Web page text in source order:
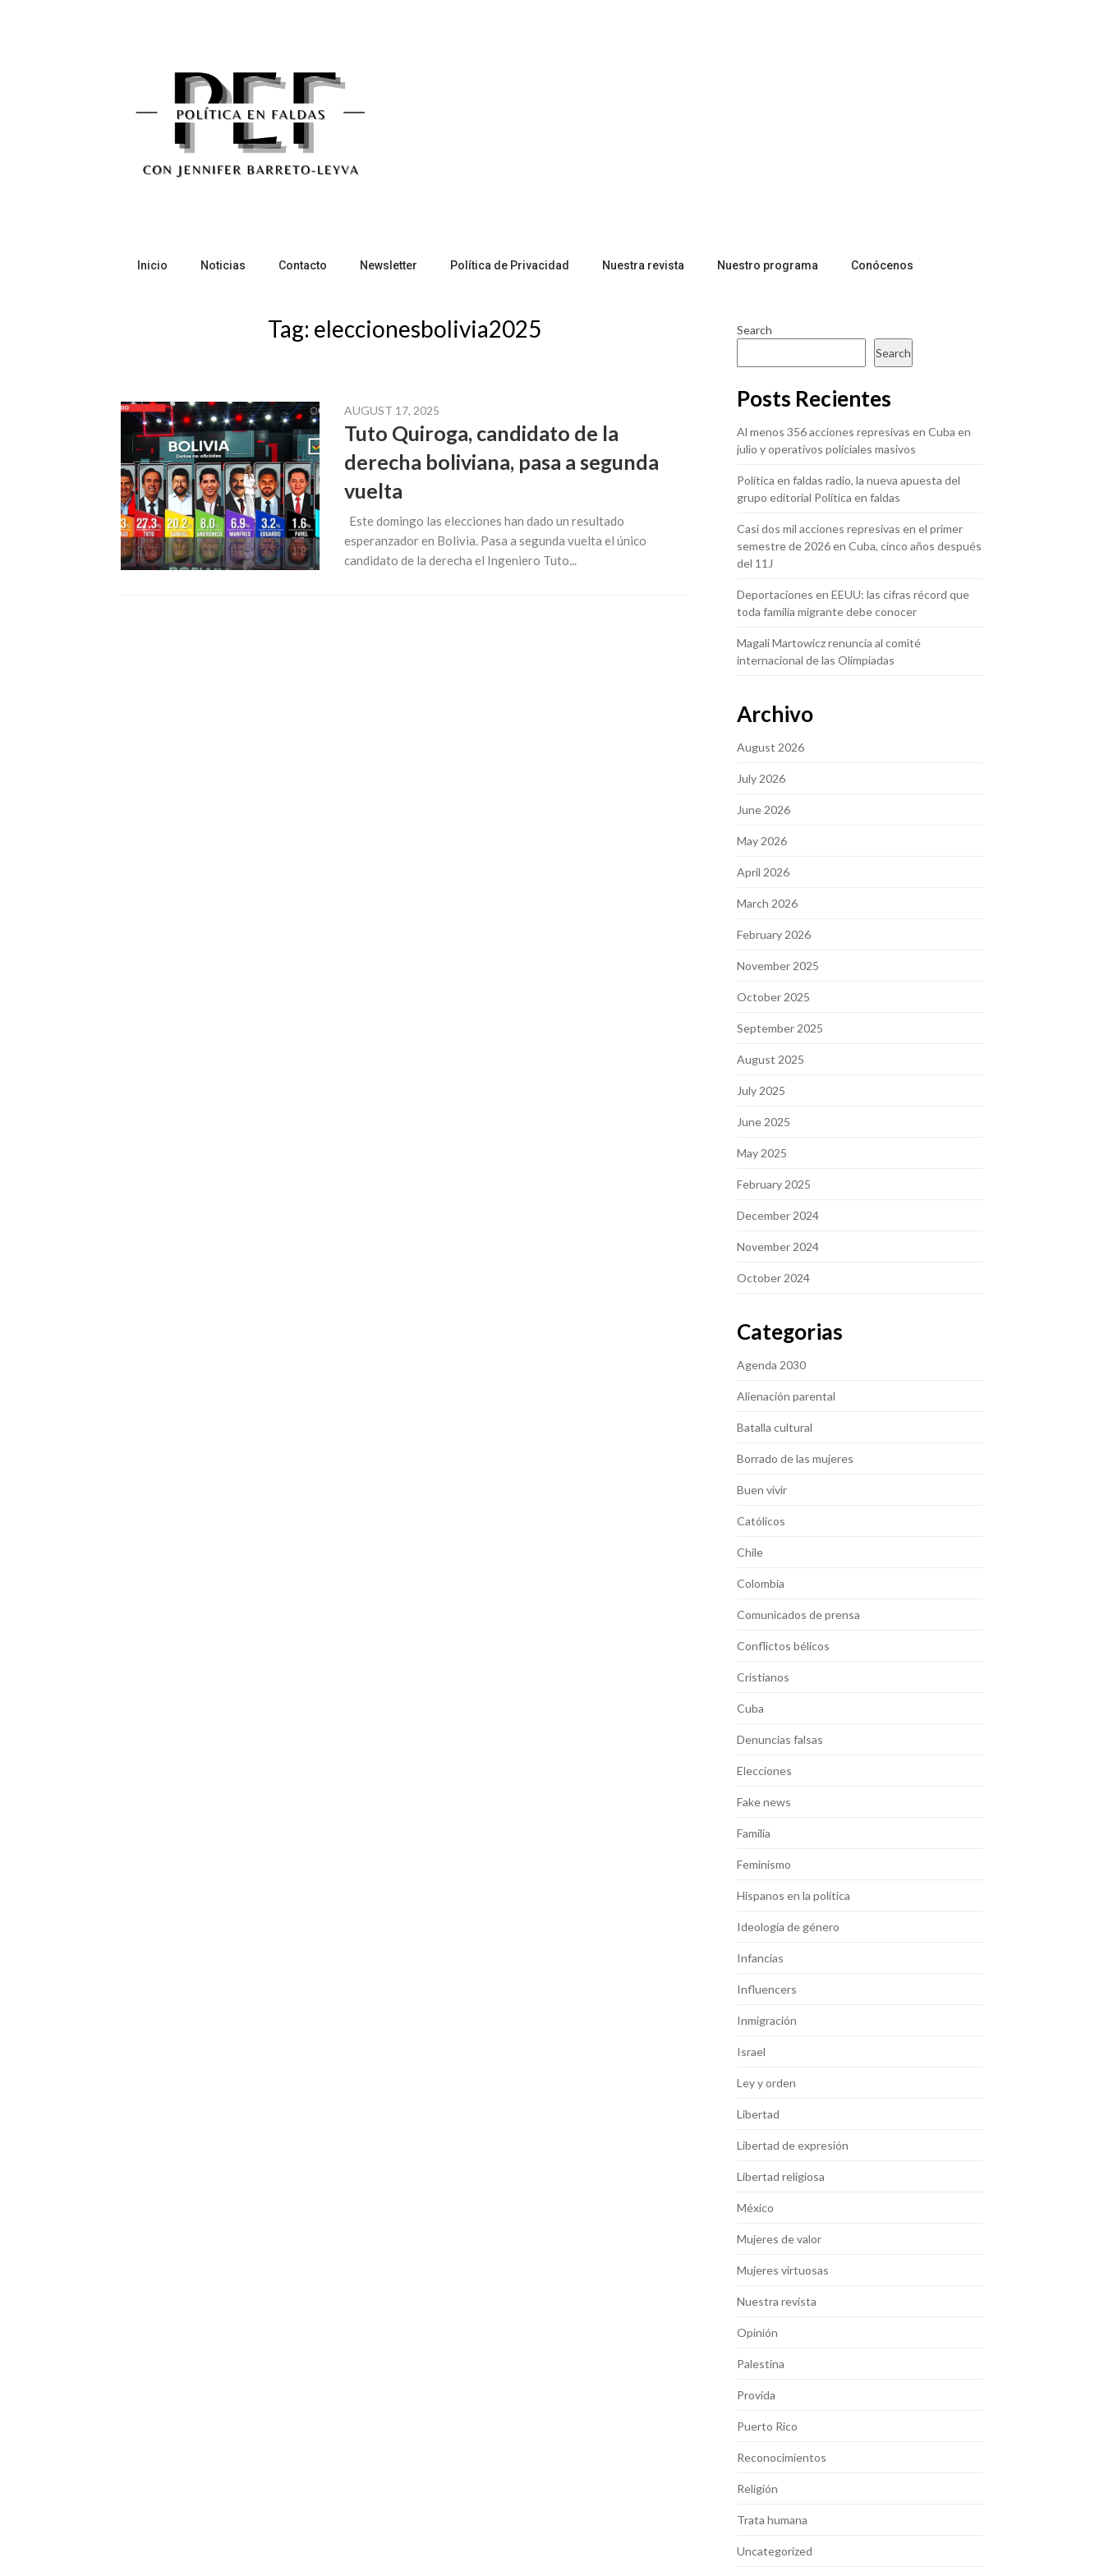
Inicio Noticias Contacto Newsletter Política de Privacidad Nuestra revista Nuestro programa Conócenos
Tag: eleccionesbolivia2025
AUGUST 17, 2025
Tuto Quiroga, candidato de la
derecha boliviana, pasa a segunda
vuelta
Este domingo las elecciones han dado un resultado
esperanzador en Bolivia. Pasa a segunda vuelta el único
candidato de la derecha el Ingeniero Tuto...
Search
Search
Posts Recientes
Al menos 356 acciones represivas en Cuba en
julio y operativos policiales masivos
Política en faldas radio, la nueva apuesta del
grupo editorial Política en faldas
Casi dos mil acciones represivas en el primer
semestre de 2026 en Cuba, cinco años después
del 11J
Deportaciones en EEUU: las cifras récord que
toda familia migrante debe conocer
Magali Martowicz renuncia al comité
internacional de las Olimpiadas
Archivo
August 2026
July 2026
June 2026
May 2026
April 2026
March 2026
February 2026
November 2025
October 2025
September 2025
August 2025
July 2025
June 2025
May 2025
February 2025
December 2024
November 2024
October 2024
Categorias
Agenda 2030
Alienación parental
Batalla cultural
Borrado de las mujeres
Buen vivir
Católicos
Chile
Colombia
Comunicados de prensa
Conflictos bélicos
Cristianos
Cuba
Denuncias falsas
Elecciones
Fake news
Familia
Feminismo
Hispanos en la política
Ideología de género
Infancias
Influencers
Inmigración
Israel
Ley y orden
Libertad
Libertad de expresión
Libertad religiosa
México
Mujeres de valor
Mujeres virtuosas
Nuestra revista
Opinión
Palestina
Provida
Puerto Rico
Reconocimientos
Religión
Trata humana
Uncategorized